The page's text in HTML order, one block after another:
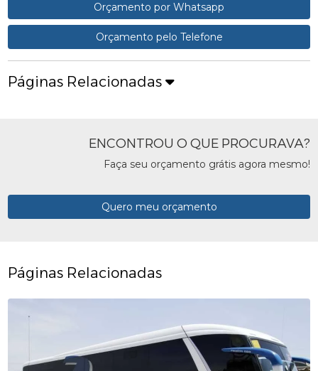
Orçamento por Whatsapp
Orçamento pelo Telefone
Páginas Relacionadas
ENCONTROU O QUE PROCURAVA?
Faça seu orçamento grátis agora mesmo!
Quero meu orçamento
Páginas Relacionadas